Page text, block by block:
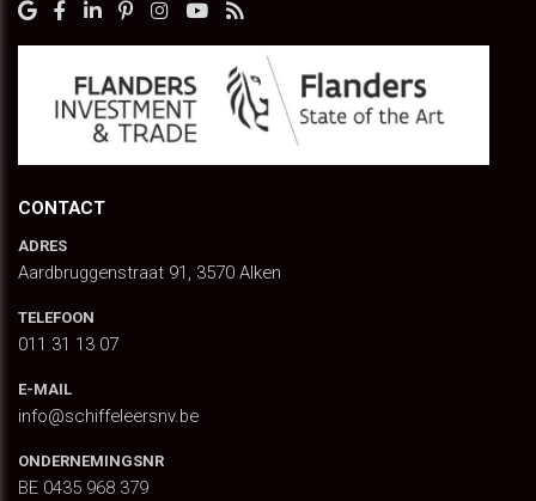
CONTACT
ADRES
Aardbruggenstraat 91, 3570 Alken
TELEFOON
011 31 13 07
E-MAIL
info@schiffeleersnv.be
ONDERNEMINGSNR
BE 0435 968 379